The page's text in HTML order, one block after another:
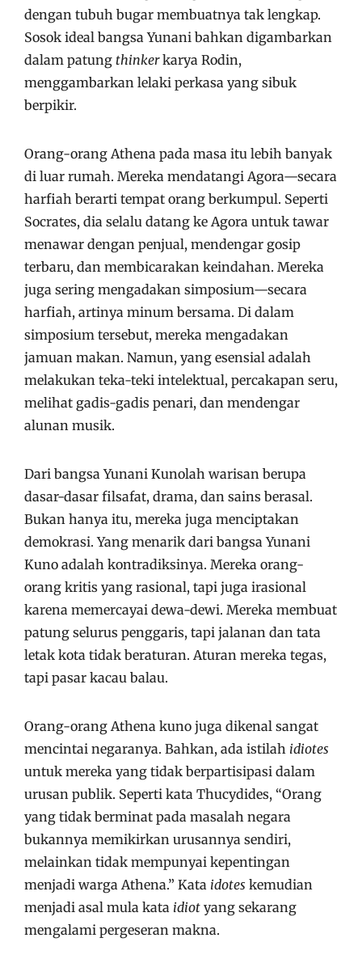
dengan tubuh bugar membuatnya tak lengkap.
Sosok ideal bangsa Yunani bahkan digambarkan
dalam patung thinkerkarya Rodin,
menggambarkan lelaki perkasa yang sibuk
berpikir.
Orang-orang Athena pada masa itu lebih banyak
di luar rumah. Mereka mendatangi Agora—secara
harfiah berarti tempat orang berkumpul. Seperti
Socrates, dia selalu datang ke Agora untuk tawar
menawar dengan penjual, mendengar gosip
terbaru, dan membicarakan keindahan. Mereka
juga sering mengadakan simposium—secara
harfiah, artinya minum bersama. Di dalam
simposium tersebut, mereka mengadakan
jamuan makan. Namun, yang esensial adalah
melakukan teka-teki intelektual, percakapan seru,
melihat gadis-gadis penari, dan mendengar
alunan musik.
Dari bangsa Yunani Kunolah warisan berupa
dasar-dasar filsafat, drama, dan sains berasal.
Bukan hanya itu, mereka juga menciptakan
demokrasi. Yang menarik dari bangsa Yunani
Kuno adalah kontradiksinya. Mereka orang-
orang kritis yang rasional, tapi juga irasional
karena memercayai dewa-dewi. Mereka membuat
patung selurus penggaris, tapi jalanan dan tata
letak kota tidak beraturan. Aturan mereka tegas,
tapi pasar kacau balau.
Orang-orang Athena kuno juga dikenal sangat
mencintai negaranya. Bahkan, ada istilah idiotes
untuk mereka yang tidak berpartisipasi dalam
urusan publik. Seperti kata Thucydides, “Orang
yang tidak berminat pada masalah negara
bukannya memikirkan urusannya sendiri,
melainkan tidak mempunyai kepentingan
menjadi warga Athena.” Kata idotes kemudian
menjadi asal mula kata idiot yang sekarang
mengalami pergeseran makna.